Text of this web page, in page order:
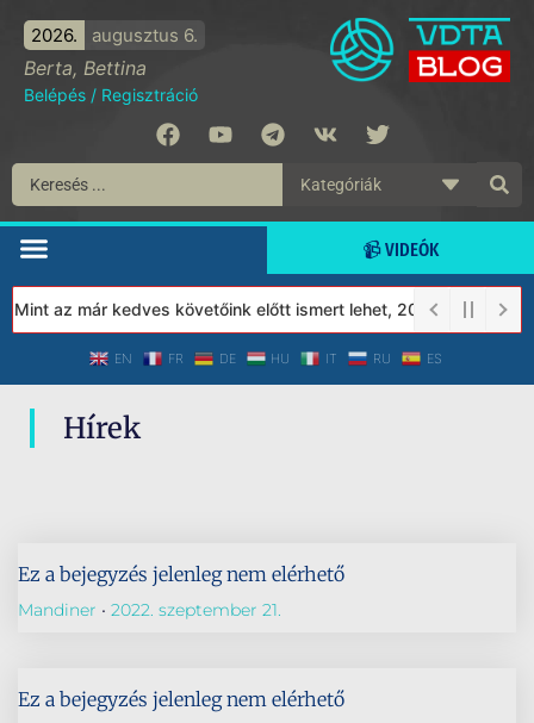
2026. augusztus 6.
Berta, Bettina
Belépés / Regisztráció
📹 VIDEÓK
az már kedves követőink előtt ismert lehet, 2023-tól a
EN FR DE HU IT RU ES
Hírek
Ez a bejegyzés jelenleg nem elérhető
Mandiner 2022. szeptember 21.
Ez a bejegyzés jelenleg nem elérhető